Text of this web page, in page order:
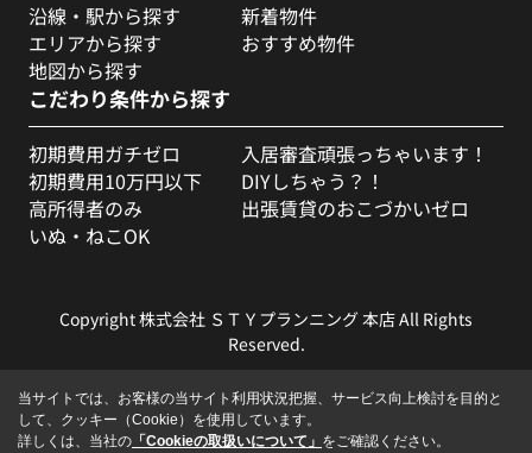
沿線・駅から探す
エリアから探す
地図から探す
新着物件
おすすめ物件
こだわり条件から探す
初期費用ガチゼロ
初期費用10万円以下
高所得者のみ
いぬ・ねこOK
入居審査頑張っちゃいます！
DIYしちゃう？！
出張賃貸のおこづかいゼロ
Copyright 株式会社 ＳＴＹプランニング 本店 All Rights
Reserved.
当サイトでは、お客様の当サイト利用状況把握、サービス向上検討を目的と
して、クッキー（Cookie）を使用しています。
詳しくは、当社の 「Cookieの取扱いについて」 をご確認ください。